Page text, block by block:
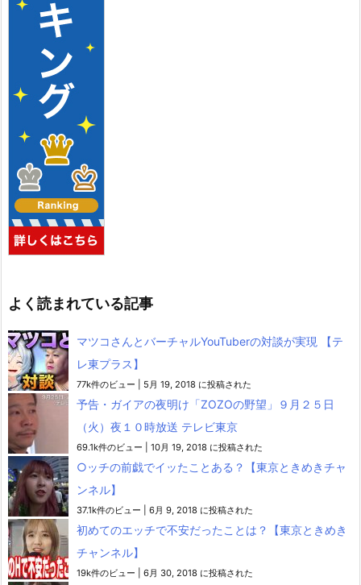
よく読まれている記事
マツコさんとバーチャルYouTuberの対談が実現 【テ
レ東プラス】
77k件のビュー 5月 19, 2018 に投稿された
予告・ガイアの夜明け「ZOZOの野望」９月２５日
（火）夜１０時放送 テレビ東京
69.1k件のビュー 10月 19, 2018 に投稿された
○ッチの前戯でイッたことある？【東京ときめきチャ
ンネル】
37.1k件のビュー 6月 9, 2018 に投稿された
初めてのエッチで不安だったことは？【東京ときめき
チャンネル】
19k件のビュー 6月 30, 2018 に投稿された